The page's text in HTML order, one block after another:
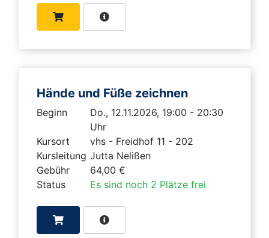
Hände und Füße zeichnen
Beginn
Do., 12.11.2026, 19:00 - 20:30
Uhr
Kursort
vhs - Freidhof 11 - 202
Kursleitung Jutta Nelißen
Gebühr
64,00 €
Status
Es sind noch 2 Plätze frei